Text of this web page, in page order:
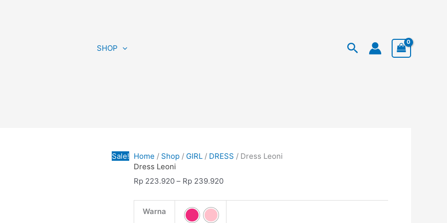
SHOP Search
Sale! Home / Shop / GIRL / DRESS / Dress Leoni
Dress Leoni
Rp 223.920 – Rp 239.920
Warna